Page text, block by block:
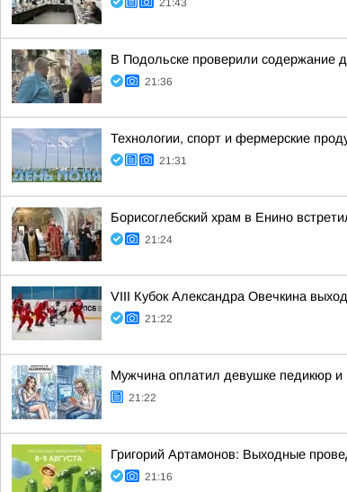
21:43
В Подольске проверили содержание
21:36
Технологии, спорт и фермерские
21:31
Борисоглебский храм в Енино
21:24
VIII Кубок Александра Овечкина
21:22
Мужчина оплатил девушке педикюр и
21:22
Григорий Артамонов: Выходные
21:16